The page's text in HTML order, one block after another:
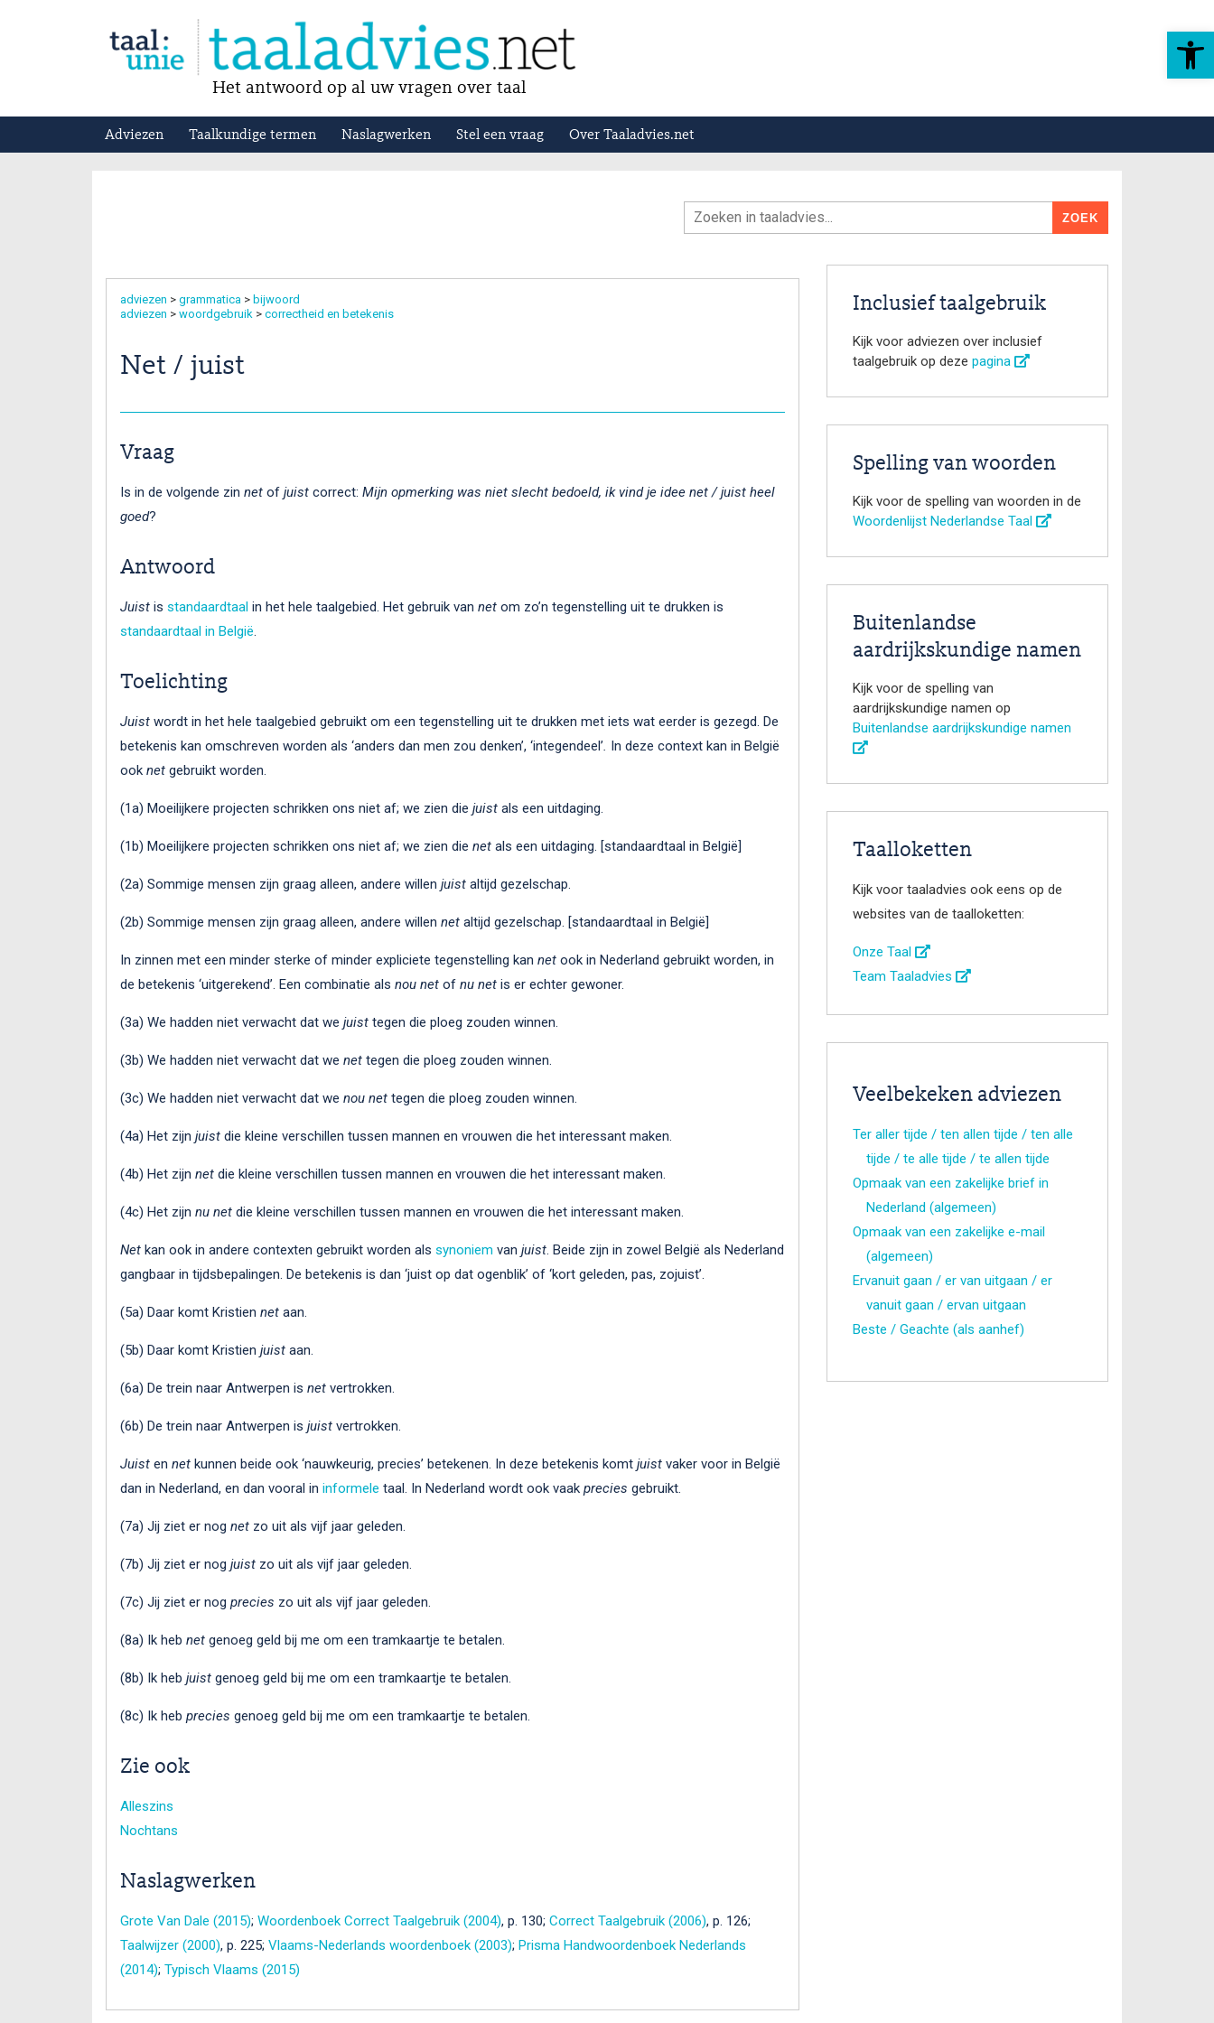
Toolbar openen
Het antwoord op al uw vragen over taal
Adviezen Taalkundige termen Naslagwerken Stel een vraag Over Taaladvies.net
adviezen > grammatica > bijwoord
adviezen > woordgebruik > correctheid en betekenis
Net / juist
Vraag
Is in de volgende zin net of juist correct: Mijn opmerking was niet slecht bedoeld, ik vind je idee net / juist heel
goed?
Antwoord
Juist is standaardtaal in het hele taalgebied. Het gebruik van net om zo’n tegenstelling uit te drukken is
standaardtaal in België.
Toelichting
Juist wordt in het hele taalgebied gebruikt om een tegenstelling uit te drukken met iets wat eerder is gezegd. De
betekenis kan omschreven worden als ‘anders dan men zou denken’, ‘integendeel’. In deze context kan in België
ook net gebruikt worden.
(1a) Moeilijkere projecten schrikken ons niet af; we zien die juist als een uitdaging.
(1b) Moeilijkere projecten schrikken ons niet af; we zien die net als een uitdaging. [standaardtaal in België]
(2a) Sommige mensen zijn graag alleen, andere willen juist altijd gezelschap.
(2b) Sommige mensen zijn graag alleen, andere willen net altijd gezelschap. [standaardtaal in België]
In zinnen met een minder sterke of minder expliciete tegenstelling kan net ook in Nederland gebruikt worden, in
de betekenis ‘uitgerekend’. Een combinatie als nou net of nu net is er echter gewoner.
(3a) We hadden niet verwacht dat we juist tegen die ploeg zouden winnen.
(3b) We hadden niet verwacht dat we net tegen die ploeg zouden winnen.
(3c) We hadden niet verwacht dat we nou net tegen die ploeg zouden winnen.
(4a) Het zijn juist die kleine verschillen tussen mannen en vrouwen die het interessant maken.
(4b) Het zijn net die kleine verschillen tussen mannen en vrouwen die het interessant maken.
(4c) Het zijn nu net die kleine verschillen tussen mannen en vrouwen die het interessant maken.
Net kan ook in andere contexten gebruikt worden als synoniem van juist. Beide zijn in zowel België als Nederland
gangbaar in tijdsbepalingen. De betekenis is dan ‘juist op dat ogenblik’ of ‘kort geleden, pas, zojuist’.
(5a) Daar komt Kristien net aan.
(5b) Daar komt Kristien juist aan.
(6a) De trein naar Antwerpen is net vertrokken.
(6b) De trein naar Antwerpen is juist vertrokken.
Juist en net kunnen beide ook ‘nauwkeurig, precies’ betekenen. In deze betekenis komt juist vaker voor in België
dan in Nederland, en dan vooral in informele taal. In Nederland wordt ook vaak precies gebruikt.
(7a) Jij ziet er nog net zo uit als vijf jaar geleden.
(7b) Jij ziet er nog juist zo uit als vijf jaar geleden.
(7c) Jij ziet er nog precies zo uit als vijf jaar geleden.
(8a) Ik heb net genoeg geld bij me om een tramkaartje te betalen.
(8b) Ik heb juist genoeg geld bij me om een tramkaartje te betalen.
(8c) Ik heb precies genoeg geld bij me om een tramkaartje te betalen.
Zie ook
Alleszins
Nochtans
Naslagwerken
Grote Van Dale (2015); Woordenboek Correct Taalgebruik (2004), p. 130; Correct Taalgebruik (2006), p. 126;
Taalwijzer (2000), p. 225; Vlaams-Nederlands woordenboek (2003); Prisma Handwoordenboek Nederlands
(2014); Typisch Vlaams (2015)
Inclusief taalgebruik
Kijk voor adviezen over inclusief
taalgebruik op deze pagina
Spelling van woorden
Kijk voor de spelling van woorden in de
Woordenlijst Nederlandse Taal
Buitenlandse
aardrijkskundige namen
Kijk voor de spelling van
aardrijkskundige namen op
Buitenlandse aardrijkskundige namen
Taalloketten
Kijk voor taaladvies ook eens op de
websites van de taalloketten:
Onze Taal
Team Taaladvies
Veelbekeken adviezen
Ter aller tijde / ten allen tijde / ten alle
tijde / te alle tijde / te allen tijde
Opmaak van een zakelijke brief in
Nederland (algemeen)
Opmaak van een zakelijke e-mail
(algemeen)
Ervanuit gaan / er van uitgaan / er
vanuit gaan / ervan uitgaan
Beste / Geachte (als aanhef)